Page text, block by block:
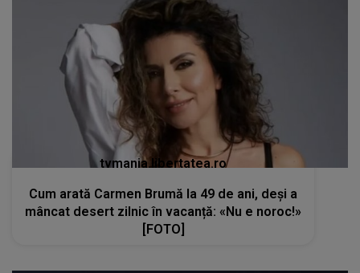
tvmania.libertatea.ro
Cum arată Carmen Brumă la 49 de ani, deși a
mâncat desert zilnic în vacanță: «Nu e noroc!»
[FOTO]